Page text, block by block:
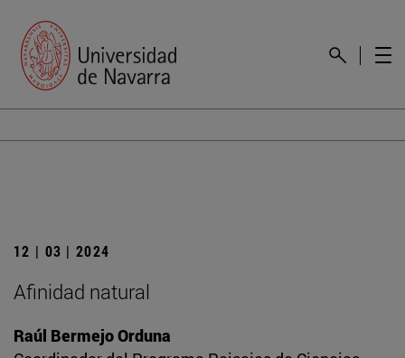
12 | 03 | 2024
Afinidad natural
Raúl Bermejo Orduna